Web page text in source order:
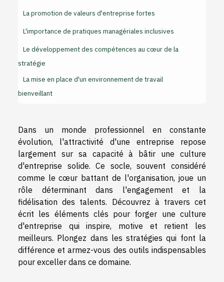
La promotion de valeurs d'entreprise fortes
L'importance de pratiques managériales inclusives
Le développement des compétences au cœur de la
stratégie
La mise en place d'un environnement de travail
bienveillant
Dans un monde professionnel en constante
évolution, l'attractivité d'une entreprise repose
largement sur sa capacité à bâtir une culture
d'entreprise solide. Ce socle, souvent considéré
comme le cœur battant de l'organisation, joue un
rôle déterminant dans l'engagement et la
fidélisation des talents. Découvrez à travers cet
écrit les éléments clés pour forger une culture
d'entreprise qui inspire, motive et retient les
meilleurs. Plongez dans les stratégies qui font la
différence et armez-vous des outils indispensables
pour exceller dans ce domaine.